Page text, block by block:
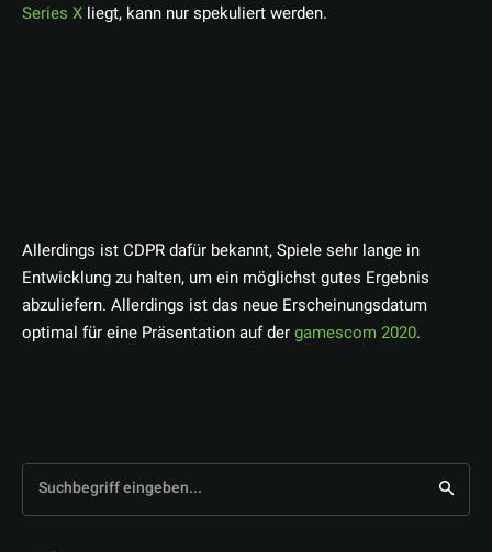
Series X liegt, kann nur spekuliert werden.
Allerdings ist CDPR dafür bekannt, Spiele sehr lange in
Entwicklung zu halten, um ein möglichst gutes Ergebnis
abzuliefern. Allerdings ist das neue Erscheinungsdatum
optimal für eine Präsentation auf dergamescom 2020.
Suchbegriff eingeben...